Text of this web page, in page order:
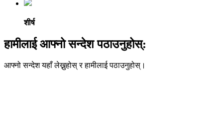
शीर्ष
हामीलाई आफ्नो सन्देश पठाउनुहोस्:
आफ्नो सन्देश यहाँ लेख्नुहोस् र हामीलाई पठाउनुहोस्।